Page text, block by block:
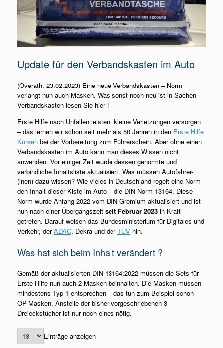
Update für den Verbandskasten im Auto
(Overath, 23.02.2023) Eine neue Verbandskasten – Norm
verlangt nun auch Masken. Was sonst noch neu ist in Sachen
Verbandskasten lesen Sie hier !
Erste Hilfe nach Unfällen leisten, kleine Verletzungen versorgen
– das lernen wir schon seit mehr als 50 Jahren in den Erste Hilfe
Kursen bei der Vorbereitung zum Führerschein. Aber ohne einen
Verbandskasten im Auto kann man dieses Wissen nicht
anwenden. Vor einiger Zeit wurde dessen genormte und
verbindliche Inhaltsliste aktualisiert. Was müssen Autofahrer-
(inen) dazu wissen? Wie vieles in Deutschland regelt eine Norm
den Inhalt dieser Kiste im Auto – die DIN-Norm 13164. Diese
Norm wurde Anfang 2022 vom DIN-Gremium aktualisiert und ist
nun nach einer Übergangszeit seit Februar 2023 in Kraft
getreten. Darauf weisen das Bundesministerium für Digitales und
Verkehr, derADAC, Dekra und derTÜV hin.
Was hat sich beim Inhalt verändert ?
Gemäß der aktualisierten DIN 13164:2022 müssen die Sets für
Erste-Hilfe nun auch 2 Masken beinhalten. Die Masken müssen
mindestens Typ 1 entsprechen – das tun zum Beispiel schon
OP-Masken. Anstelle der bisher vorgeschriebenen 3
Dreieckstücher ist nur noch eines nötig.
Einträge anzeigen